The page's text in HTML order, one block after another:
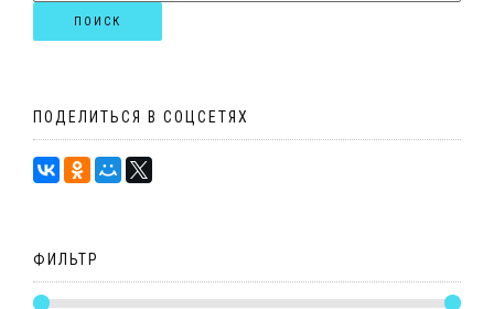
ПОИСК
ПОДЕЛИТЬСЯ В СОЦСЕТЯХ
ФИЛЬТР